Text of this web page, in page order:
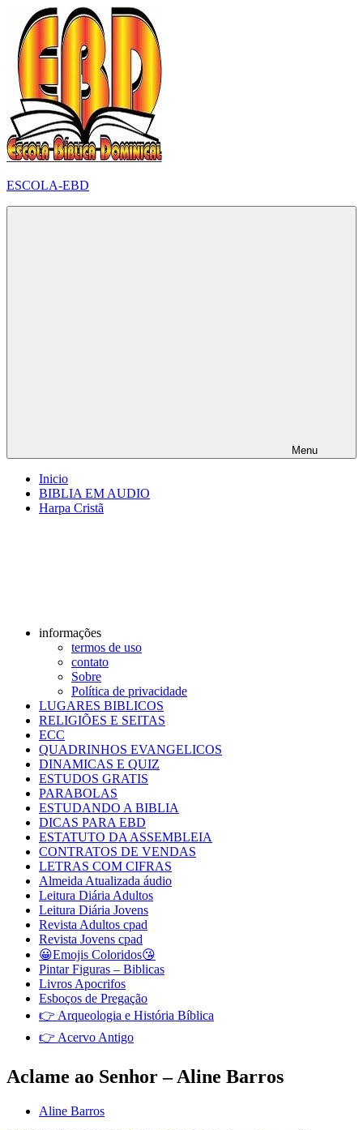
para
conteúdo
ESCOLA-EBD
Menu
Inicio
BIBLIA EM AUDIO
Harpa Cristã
informações
termos de uso
contato
Sobre
Política de privacidade
LUGARES BIBLICOS
RELIGIÕES E SEITAS
ECC
QUADRINHOS EVANGELICOS
DINAMICAS E QUIZ
ESTUDOS GRATIS
PARABOLAS
ESTUDANDO A BIBLIA
DICAS PARA EBD
ESTATUTO DA ASSEMBLEIA
CONTRATOS DE VENDAS
LETRAS COM CIFRAS
Almeida Atualizada áudio
Leitura Diária Adultos
Leitura Diária Jovens
Revista Adultos cpad
Revista Jovens cpad
😀Emojis Coloridos😘
Pintar Figuras – Biblicas
Livros Apocrifos
Esboços de Pregação
👉 Arqueologia e História Bíblica
👉 Acervo Antigo
Aclame ao Senhor – Aline Barros
Aline Barros